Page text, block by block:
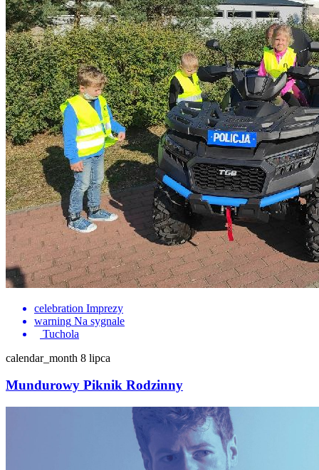
celebration Imprezy
warning Na sygnale
Tuchola
calendar_month 8 lipca
Mundurowy Piknik Rodzinny